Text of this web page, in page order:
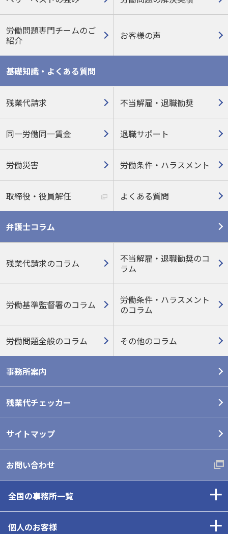
労働問題専門チームのご
紹介
お客様の声
基礎知識・よくある質問
残業代請求 不当解雇・退職勧奨
同一労働同一賃金 退職サポート
労働災害 労働条件・ハラスメント
取締役・役員解任 よくある質問
弁護士コラム
残業代請求のコラム
不当解雇・退職勧奨のコ
ラム
労働基準監督署のコラム
労働条件・ハラスメント
のコラム
労働問題全般のコラム その他のコラム
事務所案内
残業代チェッカー
サイトマップ
お問い合わせ
全国の事務所一覧
個人のお客様